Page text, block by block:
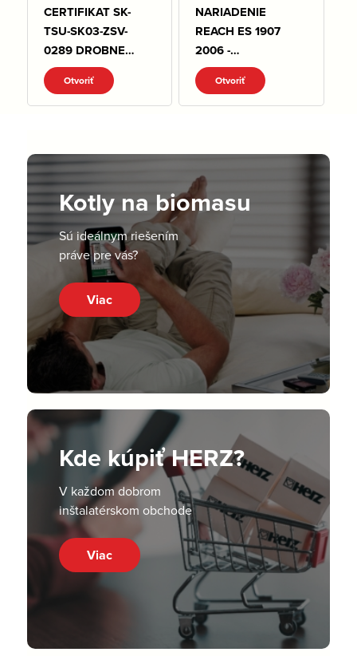
CERTIFIKAT SK-
TSU-SK03-ZSV-
0289 DROBNE
MOSADZNE
ARMATURY.pdf
Otvoriť
NARIADENIE
REACH ES 1907
2006 -
VYHLASENIE.pdf
Otvoriť
Kotly na biomasu
Sú ideálnym riešením
práve pre vás?
Viac
Kde kúpiť HERZ?
V každom dobrom
inštalatérskom obchode
Viac